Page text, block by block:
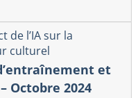
de l’IA sur la
culturel
et
Octobre 2024